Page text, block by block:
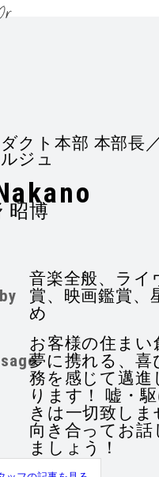
クト本部 本部長
ジュ
昭博
音楽全般、ライ
賞、映画鑑賞、
め
お客様の住まい
夢に携れる、喜
務を感じて邁進
ります！ 嘘・駆
きは一切致しま
向き合ってお話
ましょう！